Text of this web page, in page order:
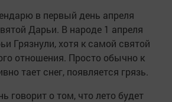
в первый день апреля
Дарьи. В народе 1 апреля
Грязнули, хотя к самой святой
отношения. Просто обычно к
тает снег, появляется грязь.
говорит о том, что лето будет